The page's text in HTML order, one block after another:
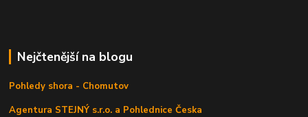
Nejčtenější na blogu
Pohledy shora - Chomutov
Agentura STEJNÝ s.r.o. a Pohlednice Česka